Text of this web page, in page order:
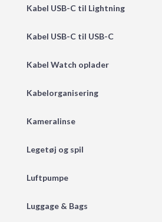
Kabel USB-C til Lightning
Kabel USB-C til USB-C
Kabel Watch oplader
Kabelorganisering
Kameralinse
Legetøj og spil
Luftpumpe
Luggage & Bags